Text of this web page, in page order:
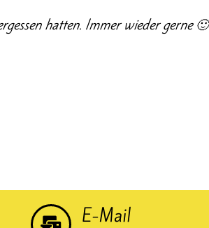
hatten. Immer wieder gerne 🙂
E-Mail